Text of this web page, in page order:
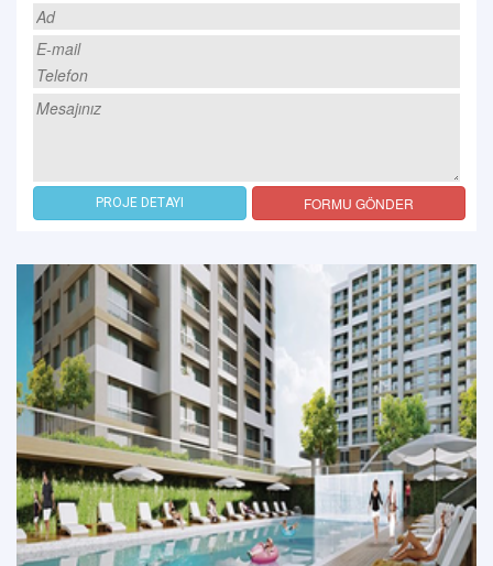
PROJE DETAYI FORMU GÖNDER